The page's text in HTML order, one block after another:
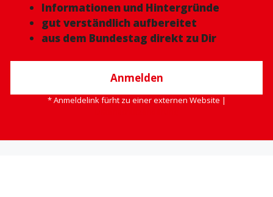
Informationen und Hintergründe
gut verständlich aufbereitet
aus dem Bundestag direkt zu Dir
Anmelden
* Anmeldelink fürht zu einer externen Website |